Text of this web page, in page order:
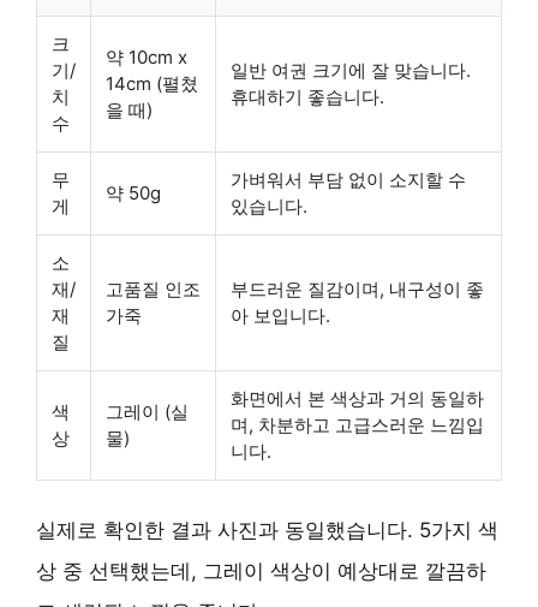
크
기/
치
수
약 10cm x
14cm (펼쳤
을 때)
일반 여권 크기에 잘 맞습니다.
휴대하기 좋습니다.
무
게
약 50g
가벼워서 부담 없이 소지할 수
있습니다.
소
재/
재
질
고품질 인조
가죽
부드러운 질감이며, 내구성이 좋
아 보입니다.
색
상
그레이 (실
물)
화면에서 본 색상과 거의 동일하
며, 차분하고 고급스러운 느낌입
니다.
실제로 확인한 결과 사진과 동일했습니다. 5가지 색
상 중 선택했는데, 그레이 색상이 예상대로 깔끔하